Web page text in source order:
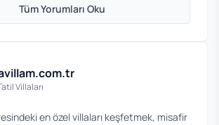
Tüm Yorumları Oku
Villaları
en özel villaları keşfetmek, misafir